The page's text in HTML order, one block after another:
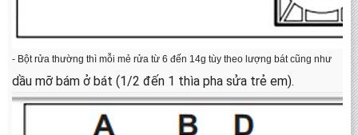
- Bột rửa thường thì mỗi mẻ rửa từ 6 đến 14g tùy theo lượng bát cũng như
dầu mỡ bám ở bát (1/2 đến 1 thìa pha sửa trẻ em).